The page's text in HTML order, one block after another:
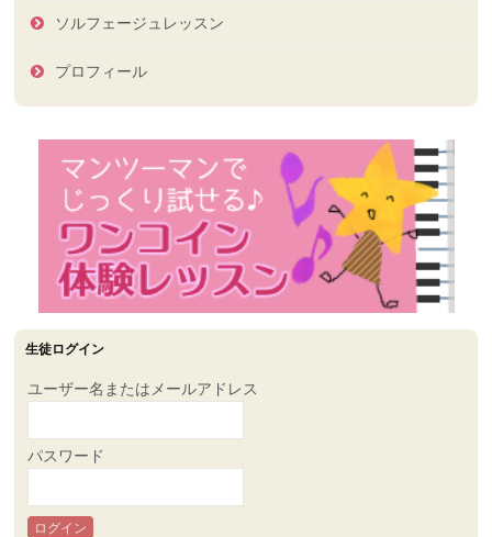
ソルフェージュレッスン
プロフィール
生徒ログイン
ユーザー名またはメールアドレス
パスワード